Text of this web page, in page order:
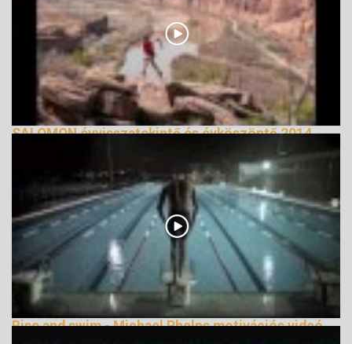
SALOMON évvisszatekintő és évköszöntő 2014
Rise and swim - Michael Phelps motivációs videó